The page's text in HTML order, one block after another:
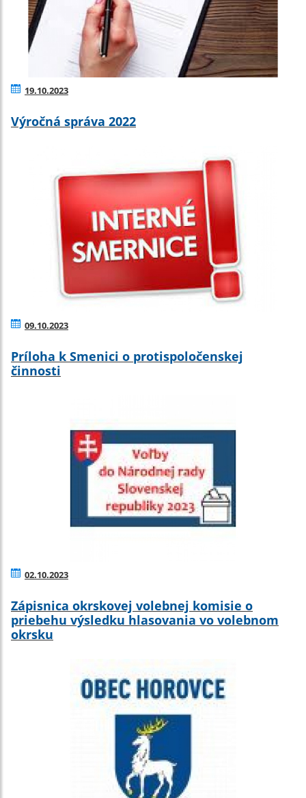
19.10.2023
Výročná správa 2022
09.10.2023
Príloha k Smenici o protispoločenskej
činnosti
02.10.2023
Zápisnica okrskovej volebnej komisie o
priebehu výsledku hlasovania vo volebnom
okrsku